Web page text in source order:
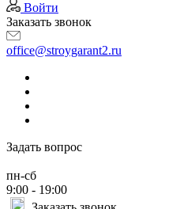
Войти
Заказать звонок
office@stroygarant2.ru
Задать вопрос
пн-сб
9:00 - 19:00